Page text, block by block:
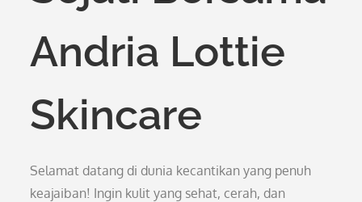
Andria Lottie
Skincare
Selamat datang di dunia kecantikan yang penuh
keajaiban! Ingin kulit yang sehat, cerah, dan